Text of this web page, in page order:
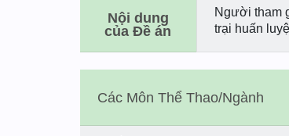
Nội dung
của Đề án
Người tham
trại huấn
Các Môn Thể Thao/Ngành